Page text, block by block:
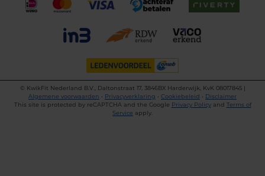
©
KwikFit Nederland B.V., Daltonstraat 17, 3846BX Harderwijk, KvK 08017845 |
Algemene voorwaarden • Privacyverklaring • Cookiebeleid • Disclaimer
This site is protected by reCAPTCHA and the Google Privacy Policyand Terms of
Service apply.